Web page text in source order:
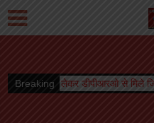
Breaking
से मिले जिलाध्यक्ष, निराकरण का